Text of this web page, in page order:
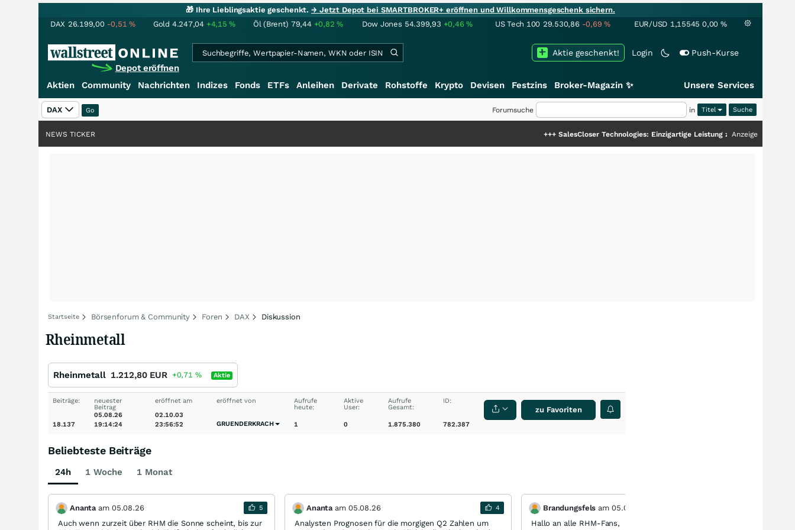
🎁 Ihre Lieblingsaktie geschenkt.→ Jetzt Depot bei SMARTBROKER+ eröffnen und Willkommensgeschenk sichern.
DAX 26.199,00 -0,51% Gold 4.247,04 +4,15% Öl (Brent) 79,44 +0,82% Dow Jones 54.399,93 +0,46% US Tech 100 29.530,86 -0,69% EUR/USD 1,15545 0,00 %
Depot eröffnen
Login Push-Kurse
Aktie geschenkt!
Aktien Community Nachrichten Indizes Fonds ETFs Anleihen Derivate Rohstoffe Krypto Devisen Festzins Broker-Magazin ✨ Unsere Services
DAX Forumsuche in Titel
SalesCloser Technologies: Einzigartige Leistung zieht die Top-Dogs an!
Anzeige
NEWS TICKER
Startseite Börsenforum & Community Foren DAX Diskussion
Rheinmetall
Rheinmetall 1.212,80 EUR +0,71 % Aktie
Beiträge:
18.137
neuester
Beitrag
05.08.26
19:14:24
eröffnet am
02.10.03
23:56:52
eröffnet von
GRUENDERKRACH
Aufrufe
heute:
1
Aktive
User:
0
Aufrufe
Gesamt:
1.875.380
ID:
782.387
zu Favoriten
Beliebteste Beiträge
24h 1 Woche 1 Monat
Ananta am 05.08.26 5
Auch wenn zurzeit über RHM die Sonne scheint, bis zur
Ananta am 05.08.26 4
Analysten Prognosen für die morgigen Q2 Zahlen um
Brandungsfels am 05.08.26
Hallo an alle RHM-Fans,